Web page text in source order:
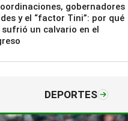
gobernadores
y el “factor Tini”: por qué
sufrió un calvario en el
DEPORTES